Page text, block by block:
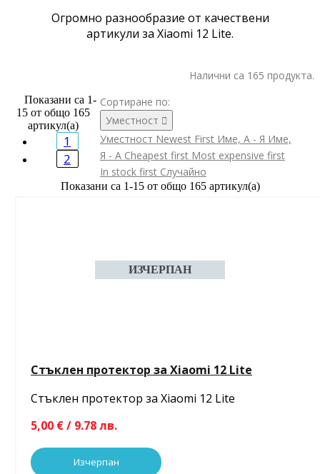
Огромно разнообразие от качествени
артикули за Xiaomi 12 Lite.
Налични са 165 продукта.
Сортиране по:
Уместност 
Уместност Newest First Име, А - Я Име,
Я - А Cheapest first Most expensive first
In stock first Случайно
Показани са 1-15 от общо 165 артикул(а)
Стъклен протектор за Xiaomi 12 Lite
Стъклен протектор за Xiaomi 12 Lite
5,00 € / 9.78 лв.
Изчерпан
Показани са 1-
15 от общо 165
артикул(а)
1
2